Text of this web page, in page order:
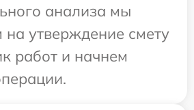
анализа мы
на утверждение смету
работ и начнем